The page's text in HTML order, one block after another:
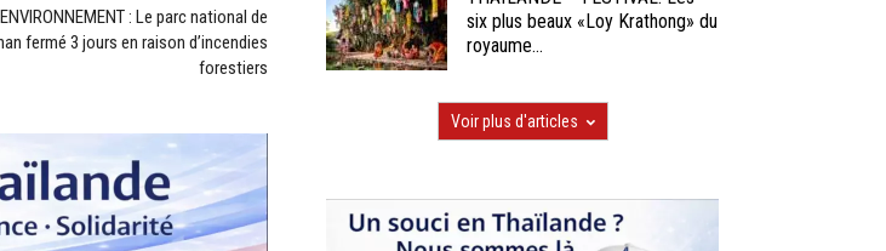
: Le parc national de
fermé 3 jours en raison d’incendies
forestiers
six plus beaux «Loy Krathong» du
royaume...
Voir plus d'articles